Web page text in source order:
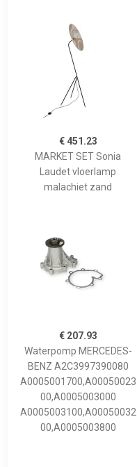
€ 451.23
MARKET SET Sonia
Laudet vloerlamp
malachiet zand
€ 207.93
Waterpomp MERCEDES-
BENZ A2C3997390080
A0005001700,A00050023
00,A0005003000
A0005003100,A00050032
00,A0005003800